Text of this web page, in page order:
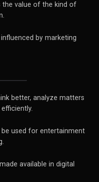
the value of the kind of
by marketing
better, analyze matters
used for entertainment
available in digital